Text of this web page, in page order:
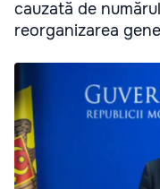
cauzată de
reorganizarea